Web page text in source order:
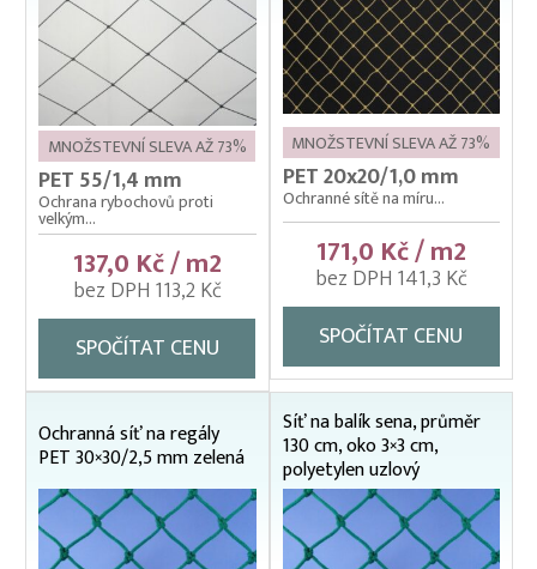
MNOŽSTEVNÍ SLEVA AŽ 73%
PET 55/1,4 mm
Ochrana rybochovů proti
velkým...
137,0 Kč / m2
bez DPH 113,2 Kč
SPOČÍTAT CENU
MNOŽSTEVNÍ SLEVA AŽ 73%
PET 20x20/1,0 mm
Ochranné sítě na míru...
171,0 Kč / m2
bez DPH 141,3 Kč
SPOČÍTAT CENU
Ochranná síť na regály
PET 30×30/2,5 mm zelená
Síť na balík sena, průměr
130 cm, oko 3×3 cm,
polyetylen uzlový